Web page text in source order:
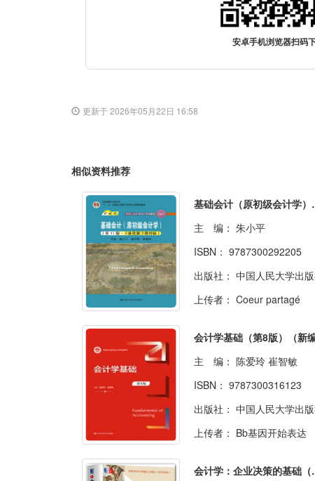
安卓手机浏览器扫码
更新于 2026年05月22日 16:58
相似资料推荐
基础会
主 编： 朱小平
ISBN： 9787300292205
出版社： 中国人民大学出
上传者： Coeur partagé
主 编： 陈爱玲 崔智敏
ISBN： 9787300316123
出版社： 中国人民大学出
上传者： Bb基因开始表达
会计学：企业